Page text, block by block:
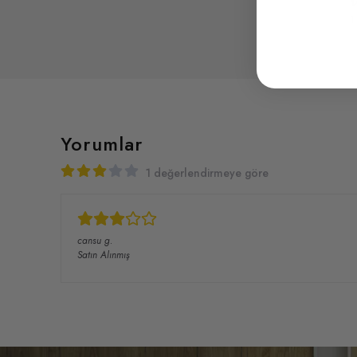
Yorumlar
1 değerlendirmeye göre
cansu g.
Satın Alınmış